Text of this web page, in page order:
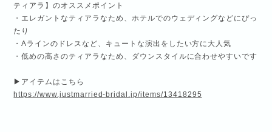
ティアラ】のオススメポイント
・エレガントなティアラなため、ホテルでのウェディングなどにぴっ
たり
・Aラインのドレスなど、キュートな演出をしたい方に大人気
・低めの高さのティアラなため、ダウンスタイルに合わせやすいです
▶アイテムはこちら
https://www.justmarried-bridal.jp/items/13418295